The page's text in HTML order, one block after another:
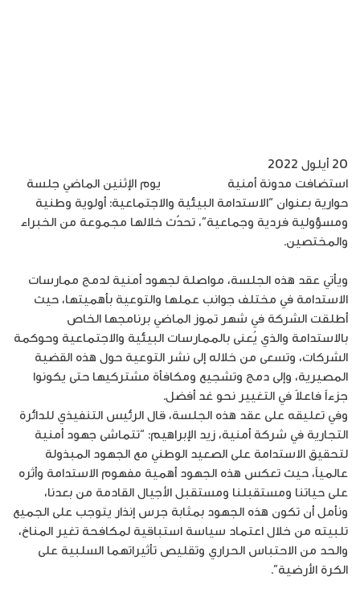
20 أيلول 2022
استضافت مدونة أمنية
يوم الإثنين الماضي جلسة
حوارية بعنوان “الاستدامة البيئية والاجتماعية: أولوية وطنية
ومسؤولية فردية وجماعية”، تحدّث خلالها مجموعة من الخبراء
والمختصين.
ويأتي عقد هذه الجلسة، مواصلة لجهود أمنية لدمج ممارسات
الاستدامة في مختلف جوانب عملها والتوعية بأهميتها، حيث
أطلقت الشركة في شهر تموز الماضي برنامجها الخاص
بالاستدامة والذي يُعنى بالممارسات البيئية والاجتماعية وحوكمة
الشركات، وتسعى من خلاله إلى نشر التوعية حول هذه القضية
المصيرية، وإلى دمج وتشجيع ومكافأة مشتركيها حتى يكونوا
جزءاً فاعلاً في التغيير نحو غد أفضل.
وفي تعليقه على عقد هذه الجلسة، قال الرئيس التنفيذي للدائرة
التجارية في شركة أمنية، زيد الإبراهيم: “تتماشى جهود أمنية
لتحقيق الاستدامة على الصعيد الوطني مع الجهود المبذولة
عالمياً، حيث تعكس هذه الجهود أهمية مفهوم الاستدامة وأثره
على حياتنا ومستقبلنا ومستقبل الأجيال القادمة من بعدنا،
ونأمل أن تكون هذه الجهود بمثابة جرس إنذار يتوجب على الجميع
تلبيته من خلال اعتماد سياسة استباقية لمكافحة تغير المناخ،
والحد من الاحتباس الحراري وتقليص تأثيراتهما السلبية على
الكرة الأرضية”.